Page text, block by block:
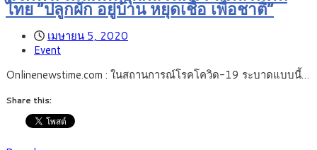
ไทย “ปลูกผัก อยู่บ้าน หยุดเชื้อ เพื่อชาติ”
เมษายน 5, 2020
Event
Onlinenewstime.com : ในสถานการณ์โรคโควิด-19 ระบาดแบบนี้…
Share this: